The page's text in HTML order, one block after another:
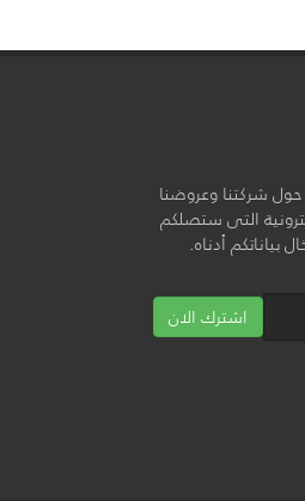
شركتنا وعروضنا
التى ستصلكم
بياناتكم أدناه.
اشترك الان